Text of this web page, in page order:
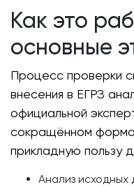
Как это
основные
Процесс проверки
внесения в ЕГРЗ
официальной
сокращённом
прикладную пользу
Анализ исходных